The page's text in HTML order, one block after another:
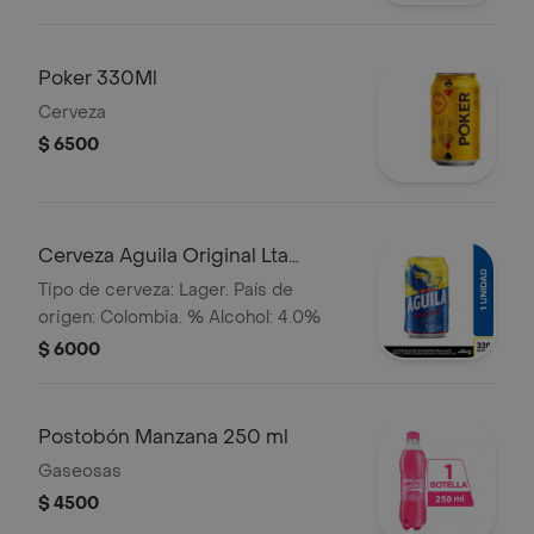
Poker 330Ml
Cerveza
$ 6500
Cerveza Aguila Original Lta
330ml
Tipo de cerveza: Lager. País de
origen: Colombia. % Alcohol: 4.0%
$ 6000
Postobón Manzana 250 ml
Gaseosas
$ 4500